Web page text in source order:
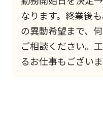
なります。終業後
の異動希望まで、
ご相談ください。
るお仕事もございま